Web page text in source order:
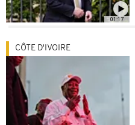
01:17
CÔTE D'IVOIRE